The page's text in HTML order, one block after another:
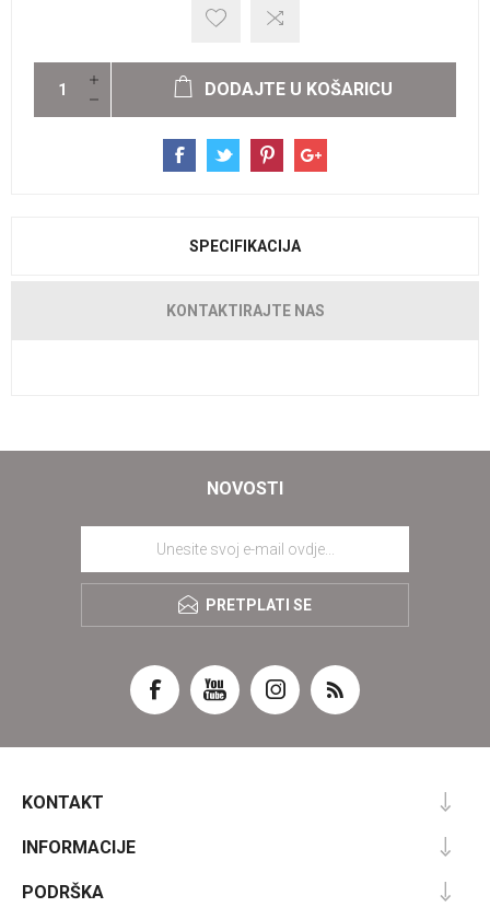
DODAJTE U KOŠARICU
SPECIFIKACIJA
KONTAKTIRAJTE NAS
NOVOSTI
PRETPLATI SE
KONTAKT
INFORMACIJE
PODRŠKA